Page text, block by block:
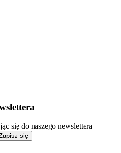
się do naszego newslettera
się